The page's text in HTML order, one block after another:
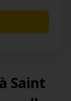
Saint